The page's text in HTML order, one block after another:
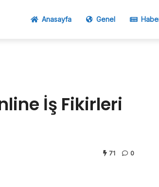
Anasayfa Genel
İş Fikirleri
71 0